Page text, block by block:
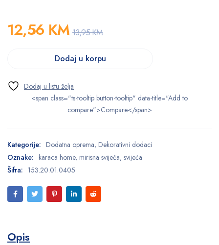
13,95KM
12,56 KM
Dodaj u korpu
<span class="ts-tooltip button-tooltip" data-title="Add to
compare">Compare</span>
Kategorije: Dodatna oprema, Dekorativni dodaci
Oznake: karaca home, mirisna svijeća, svijeća
Šifra: 153.20.01.0405
Opis